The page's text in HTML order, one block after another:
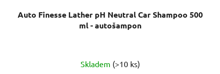
Auto Finesse Lather pH Neutral Car Shampoo 500
ml - autošampon
hodnocení
Skladem (>10 ks)